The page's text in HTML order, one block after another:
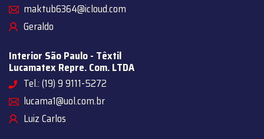
maktub6364@icloud.com
Geraldo
Interior São Paulo - Têxtil
Lucamatex Repre. Com. LTDA
Tel.: (19) 9 9111-5272
lucama1@uol.com.br
Luiz Carlos